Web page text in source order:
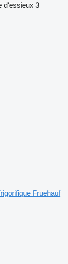
d'essieux 3
Fruehauf